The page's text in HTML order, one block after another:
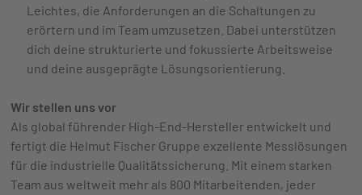
Leichtes, die Anforderungen an die Schaltungen zu
erörtern und im Team umzusetzen. Dabei unterstützen
dich deine strukturierte und fokussierte Arbeitsweise
und deine ausgeprägte Lösungsorientierung.
Wir stellen uns vor
Als global führender High-End-Hersteller entwickelt und
fertigt die Helmut Fischer Gruppe exzellente Messlösungen
für die industrielle Qualitätssicherung. Mit einem starken
Team aus weltweit mehr als 800 Mitarbeitenden, jeder